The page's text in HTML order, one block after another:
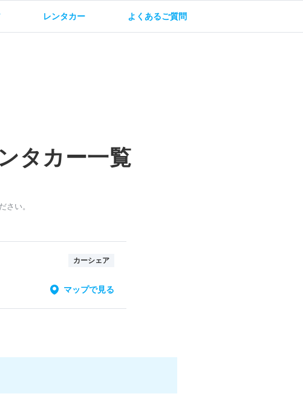
レンタカー よくあるご質問
タカー一覧
さい。
カーシェア
マップで見る